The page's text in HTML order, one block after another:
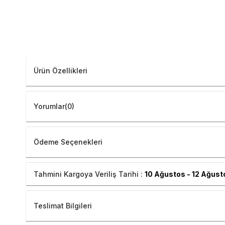
Ürün Özellikleri
Yorumlar(0)
Ödeme Seçenekleri
Tahmini Kargoya Veriliş Tarihi : 10 Ağustos - 12
Teslimat Bilgileri